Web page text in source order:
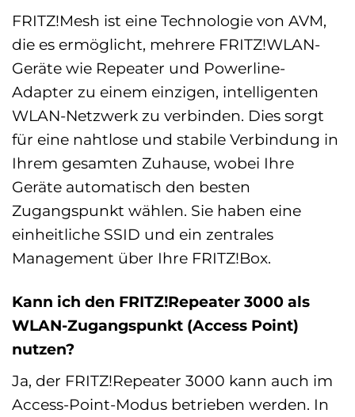
FRITZ!Mesh ist eine Technologie von AVM,
die es ermöglicht, mehrere FRITZ!WLAN-
Geräte wie Repeater und Powerline-
Adapter zu einem einzigen, intelligenten
WLAN-Netzwerk zu verbinden. Dies sorgt
für eine nahtlose und stabile Verbindung in
Ihrem gesamten Zuhause, wobei Ihre
Geräte automatisch den besten
Zugangspunkt wählen. Sie haben eine
einheitliche SSID und ein zentrales
Management über Ihre FRITZ!Box.
Kann ich den FRITZ!Repeater 3000 als
WLAN-Zugangspunkt (Access Point)
nutzen?
Ja, der FRITZ!Repeater 3000 kann auch im
Access-Point-Modus betrieben werden. In